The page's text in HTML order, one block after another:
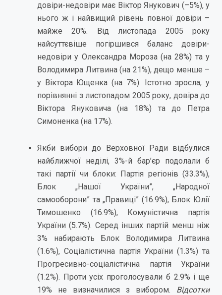
довіри-недовіри має Віктор Янукович (–5%), у
нього ж і найвищий рівень повної довіри –
майже 20%. Від листопада 2005 року
найсуттєвіше погіршився баланс довіри-
недовіри у Олександра Мороза (на 28%) та у
Володимира Литвина (на 21%), дещо менше –
у Віктора Ющенка (на 7%). Істотно зросла, у
порівнянні з листопадом 2005 року, довіра до
Віктора Януковича (на 18%) та до Петра
Симоненка (на 17%).
Якби вибори до Верховної Ради відбулися
найближчої неділі, 3%-й бар’єр подолали б
такі партії чи блоки: Партія регіонів (33.3%),
Блок „Нашої України”, „Народної
самооборони” та „Правиці” (16.9%), Блок Юлії
Тимошенко (16.9%), Комуністична партія
України (5.7%). Серед інших партій менш ніж
3% набирають Блок Володимира Литвина
(1.6%), Соціалістична партія України (1.3%) та
Прогресивно-соціалістична партія України
(1.2%). Проти усіх проголосували б 2.9% і ще
19% не визначилися з вибором. Відсотки